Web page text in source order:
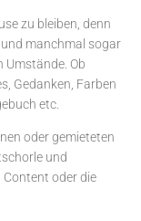
zu bleiben, denn
manchmal sogar
Umstände. Ob
Gedanken, Farben
etc.
oder gemieteten
und
oder die